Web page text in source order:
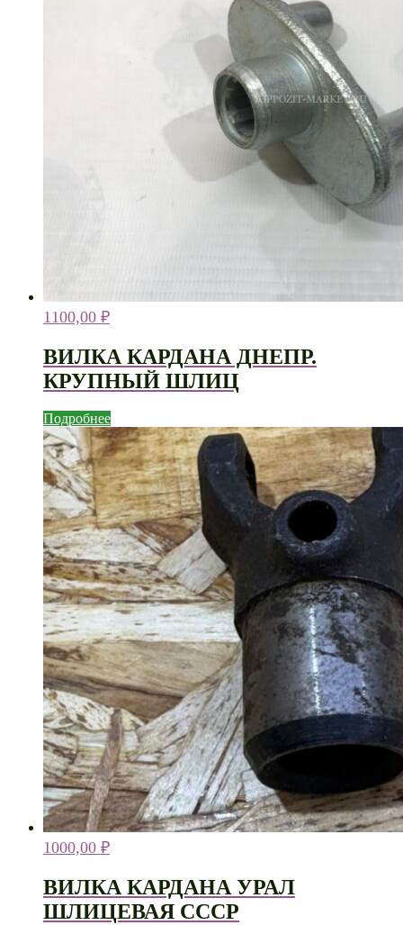
1100,00 ₽
ВИЛКА КАРДАНА ДНЕПР.
КРУПНЫЙ ШЛИЦ
Подробнее
1000,00 ₽
ВИЛКА КАРДАНА УРАЛ
ШЛИЦЕВАЯ СССР